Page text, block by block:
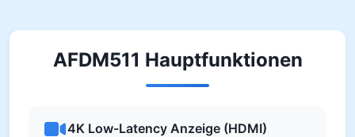
AFDM511 Hauptfunktionen
4K Low-Latency Anzeige (HDMI)